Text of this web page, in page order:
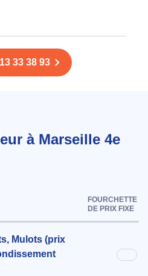
33 38 93
à Marseille 4e
FOURCHETTE
DE PRIX FIXE
Mulots (prix